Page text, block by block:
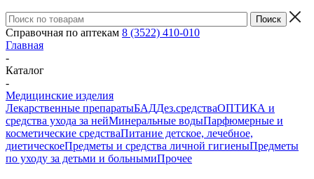
Справочная по аптекам 8 (3522) 410-010
Главная
-
Каталог
-
Медицинские изделия
Лекарственные препаратыБАДДез.средстваОПТИКА и
средства ухода за нейМинеральные водыПарфюмерные и
косметические средстваПитание детское, лечебное,
диетическоеПредметы и средства личной гигиеныПредметы
по уходу за детьми и больнымиПрочее